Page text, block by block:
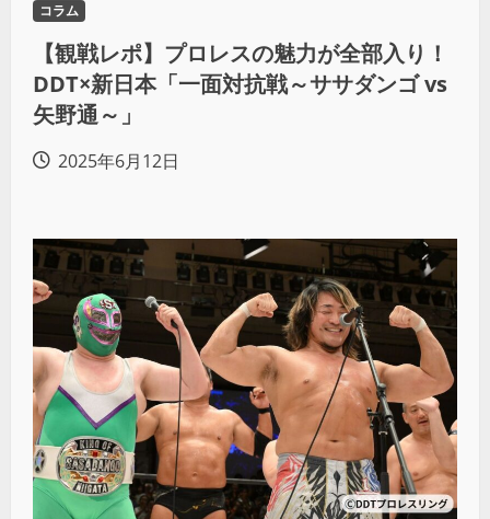
コラム
【観戦レポ】プロレスの魅力が全部入り！
DDT×新日本「一面対抗戦～ササダンゴ vs
矢野通～」
2025年6月12日